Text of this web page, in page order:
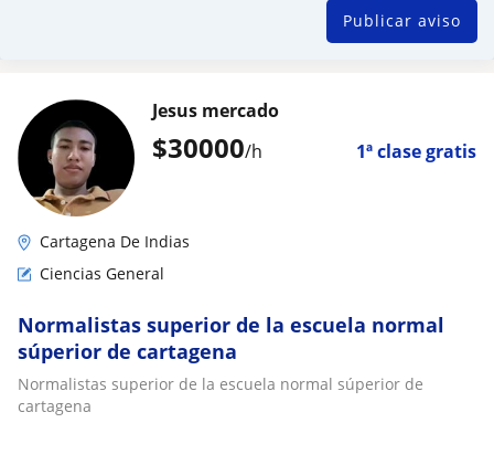
Publicar aviso
$30000/h 1ª clase gratis
Jesus mercado
Cartagena De Indias
Ciencias General
Normalistas superior de la escuela normal
súperior de cartagena
Normalistas superior de la escuela normal súperior de
cartagena